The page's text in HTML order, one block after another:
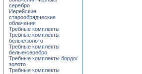
серебро
Иерейские
старообрядческие
облачения
Требные комплекты
Требные комплекты
белые/золото
Требные комплекты
белые/серебро
Требные комплекты бордо/
золото
Требные комплекты